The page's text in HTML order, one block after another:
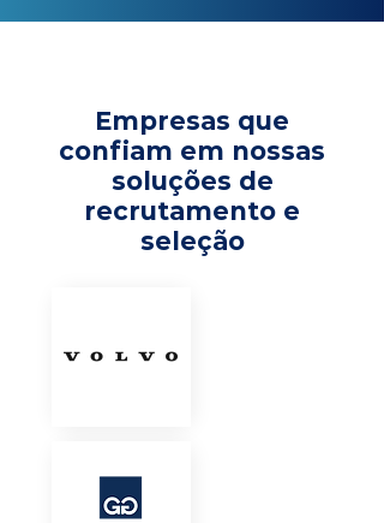
Empresas que
confiam em nossas
soluções de
recrutamento e
seleção